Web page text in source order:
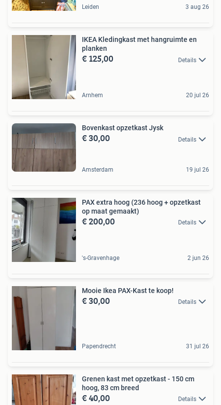
Leiden 3 aug 26
IKEA Kledingkast met hangruimte en
planken
€ 125,00 Details
Arnhem 20 jul 26
Bovenkast opzetkast Jysk
€ 30,00 Details
Amsterdam 19 jul 26
PAX extra hoog (236 hoog + opzetkast
op maat gemaakt)
€ 200,00 Details
's-Gravenhage 2 jun 26
Mooie Ikea PAX-Kast te koop!
€ 30,00 Details
Papendrecht 31 jul 26
Grenen kast met opzetkast - 150 cm
hoog, 83 cm breed
€ 40,00 Details